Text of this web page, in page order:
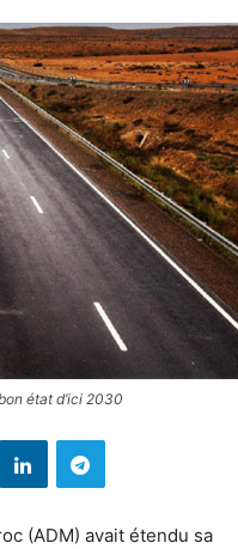
état d’ici 2030
(ADM) avait étendu sa